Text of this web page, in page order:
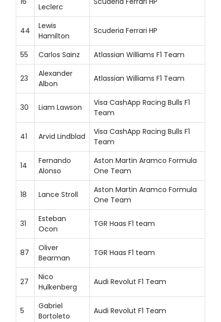
Leclerc
44
Lewis
Hamilton
Scuderia Ferrari HP
55 Carlos Sainz Atlassian Williams F1 Team
23
Alexander
Albon
Atlassian Williams F1 Team
30 Liam Lawson
Visa CashApp Racing Bulls F1
Team
41 Arvid Lindblad
Visa CashApp Racing Bulls F1
Team
14
Fernando
Alonso
Aston Martin Aramco Formula
One Team
18 Lance Stroll
Aston Martin Aramco Formula
One Team
31
Esteban
Ocon
TGR Haas F1 team
87
Oliver
Bearman
TGR Haas F1 team
27
Nico
Hulkenberg
Audi Revolut F1 Team
5
Gabriel
Bortoleto
Audi Revolut F1 Team